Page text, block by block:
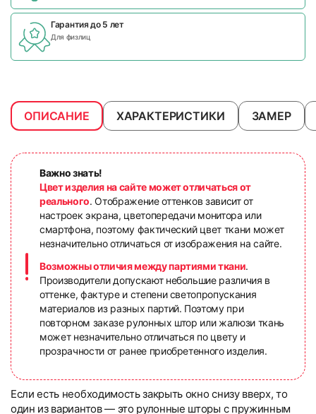
Гарантия до 5 лет
Для физлиц
ОПИСАНИЕ ХАРАКТЕРИСТИКИ ЗАМЕР
Важно знать!
Цвет изделия на сайте может отличаться от
реального. Отображение оттенков зависит от
настроек экрана, цветопередачи монитора или
смартфона, поэтому фактический цвет ткани может
незначительно отличаться от изображения на сайте.
Возможны отличия между партиями ткани.
Производители допускают небольшие различия в
оттенке, фактуре и степени светопропускания
материалов из разных партий. Поэтому при
повторном заказе рулонных штор или жалюзи ткань
может незначительно отличаться по цвету и
прозрачности от ранее приобретенного изделия.
Если есть необходимость закрыть окно снизу вверх, то
один из вариантов — это рулонные шторы с пружинным